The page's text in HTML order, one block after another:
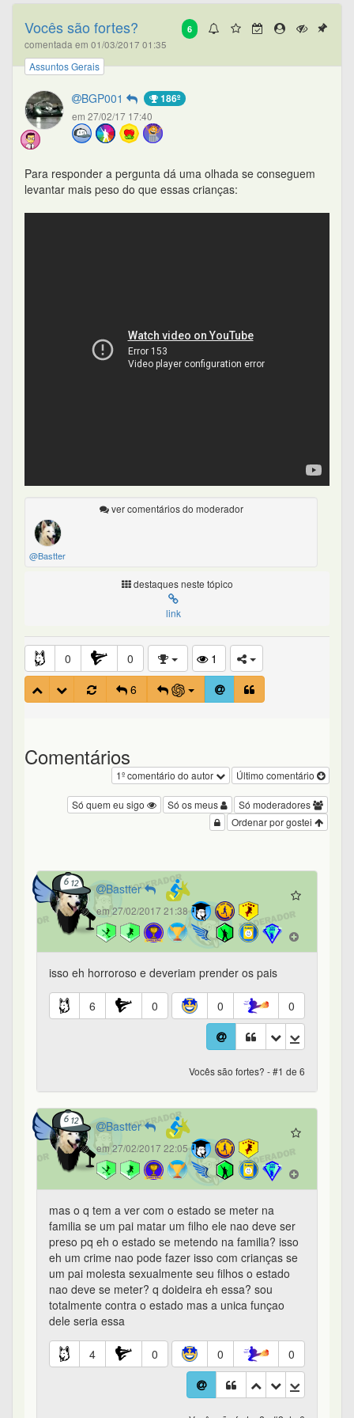
6
Vocês são fortes?
comentada em 01/03/2017 01:35
Assuntos Gerais
BGP001 186º
em 27/02/17 17:40
Para responder a pergunta dá uma olhada se conseguem
levantar mais peso do que essas crianças:
ver comentários do moderador
@Bastter
destaques neste tópico
link
0 0
1
6
Comentários
Último comentário
1º comentário do autor
Só moderadores
Só os meus
Só quem eu sigo
Ordenar por gostei
Bastter
em 27/02/2017 21:38
isso eh horroroso e deveriam prender os pais
6 0 0 0
Vocês são fortes? - #1 de 6
Bastter
em 27/02/2017 22:05
mas o q tem a ver com o estado se meter na
familia se um pai matar um filho ele nao deve ser
preso pq eh o estado se metendo na familia? isso
eh um crime nao pode fazer isso com crianças se
um pai molesta sexualmente seu filhos o estado
nao deve se meter? q doideira eh essa? sou
totalmente contra o estado mas a unica funçao
dele seria essa
4 0 0 0